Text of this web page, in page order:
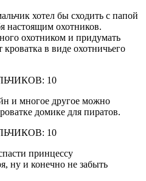
хотел бы сходить с папой
настоящим охотников.
охотником и придумать
в виде охотничьего
и многое другое можно
домике для пиратов.
принцессу
ну и конечно не забыть